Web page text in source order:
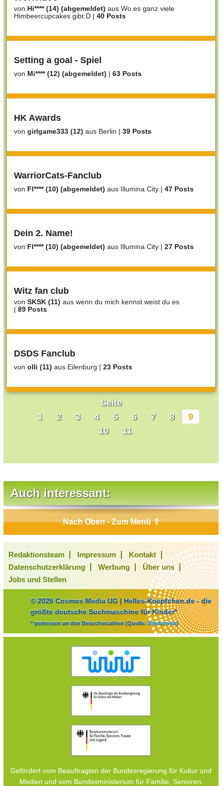
von Hi**** (14) (abgemeldet) aus Wo es ganz viele
Himbeercupcakes gibt:D | 40 Posts
Setting a goal - Spiel
von Mi**** (12) (abgemeldet) | 63 Posts
HK Awards
von girlgame333 (12) aus Berlin | 39 Posts
WarriorCats-Fanclub
von Fl**** (10) (abgemeldet) aus Illumina City | 47 Posts
Dein 2. Name!
von Fl**** (10) (abgemeldet) aus Illumina City | 27 Posts
Witz fan club
von SKSK (11) aus wenn du mich kennst weist du es
| 89 Posts
DSDS Fanclub
von olli (11) aus Eilenburg | 23 Posts
Seite
1
2 3 4 5 6 7 8
9
10
11
Auch interessant:
Nach Oben - Zum Menü ⇧
Redaktionsteam Impressum
Kontakt
Datenschutzerklärung
Werbung
Über uns
Jobs und Stellen
© 2026 Cosmos Media UG | Helles-Koepfchen.de - die
größte deutsche Suchmaschine für Kinder*
* gemessen an den Besucherzahlen (Quelle: Similarweb)
Gefördert vom Beauftragten der Bundesregierung für Kultur und
Medien und vom Bundesministerium für Familie, Senioren,